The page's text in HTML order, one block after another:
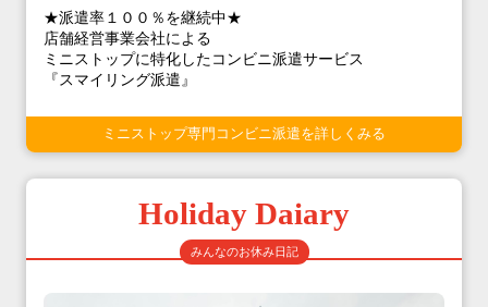
★派遣率１００％を継続中★
店舗経営事業会社による
ミニストップに特化したコンビニ派遣サービス
『スマイリング派遣』
ミニストップ専門コンビニ派遣を詳しくみる
Holiday Daiary
みんなのお休み日記